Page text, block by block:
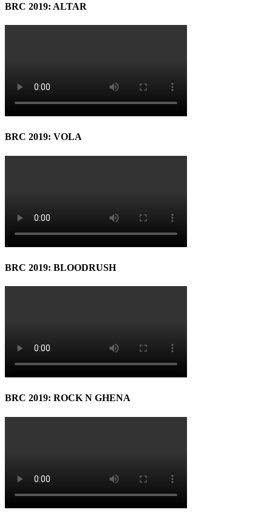
BRC 2019: ALTAR
BRC 2019: VOLA
BRC 2019: BLOODRUSH
BRC 2019: ROCK N GHENA